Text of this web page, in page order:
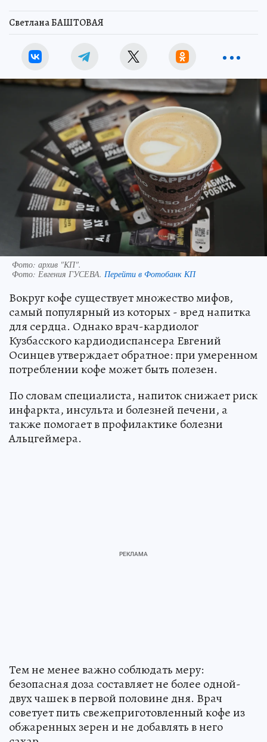
Светлана БАШТОВАЯ
Фото: архив "КП".
Фото: Евгения ГУСЕВА. Перейти в Фотобанк КП
Вокруг кофе существует множество мифов,
самый популярный из которых - вред напитка
для сердца. Однако врач-кардиолог
Кузбасского кардиодиспансера Евгений
Осинцев утверждает обратное: при умеренном
потреблении кофе может быть полезен.
По словам специалиста, напиток снижает риск
инфаркта, инсульта и болезней печени, а
также помогает в профилактике болезни
Альцгеймера.
Тем не менее важно соблюдать меру:
безопасная доза составляет не более одной-
двух чашек в первой половине дня. Врач
советует пить свежеприготовленный кофе из
обжаренных зерен и не добавлять в него